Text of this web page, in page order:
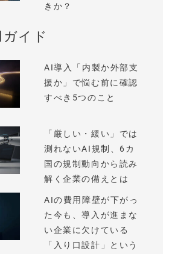
きか？
イド
AI導入「内製か外部支
援か」で悩む前に確認
すべき5つのこと
「厳しい・緩い」では
測れないAI規制、6カ
国の規制動向から読み
解く企業の備えとは
AIの費用障壁が下がっ
た今も、導入が進まな
い企業に欠けている
「入り口設計」という